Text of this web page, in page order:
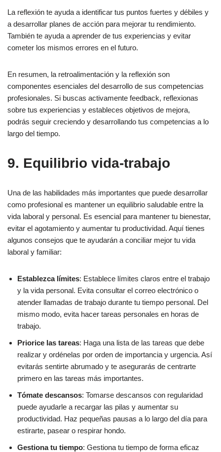
La reflexión te ayuda a identificar tus puntos fuertes y débiles y
a desarrollar planes de acción para mejorar tu rendimiento.
También te ayuda a aprender de tus experiencias y evitar
cometer los mismos errores en el futuro.
En resumen, la retroalimentación y la reflexión son
componentes esenciales del desarrollo de sus competencias
profesionales. Si buscas activamente feedback, reflexionas
sobre tus experiencias y estableces objetivos de mejora,
podrás seguir creciendo y desarrollando tus competencias a lo
largo del tiempo.
9. Equilibrio vida-trabajo
Una de las habilidades más importantes que puede desarrollar
como profesional es mantener un equilibrio saludable entre la
vida laboral y personal. Es esencial para mantener tu bienestar,
evitar el agotamiento y aumentar tu productividad. Aquí tienes
algunos consejos que te ayudarán a conciliar mejor tu vida
laboral y familiar:
Establezca límites: Establece límites claros entre el trabajo
y la vida personal. Evita consultar el correo electrónico o
atender llamadas de trabajo durante tu tiempo personal. Del
mismo modo, evita hacer tareas personales en horas de
trabajo.
Priorice las tareas: Haga una lista de las tareas que debe
realizar y ordénelas por orden de importancia y urgencia. Así
evitarás sentirte abrumado y te asegurarás de centrarte
primero en las tareas más importantes.
Tómate descansos: Tomarse descansos con regularidad
puede ayudarle a recargar las pilas y aumentar su
productividad. Haz pequeñas pausas a lo largo del día para
estirarte, pasear o respirar hondo.
Gestiona tu tiempo: Gestiona tu tiempo de forma eficaz